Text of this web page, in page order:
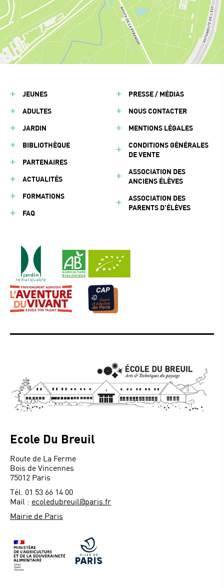
JEUNES
ADULTES
JARDIN
BIBLIOTHÈQUE
PARTENAIRES
ACTUALITÉS
FORMATIONS
FAQ
PRESSE / MÉDIAS
NOUS CONTACTER
MENTIONS LÉGALES
CONDITIONS GÉNÉRALES
DE VENTE
ASSOCIATION DES
ANCIENS ÉLÈVES
ASSOCIATION DES
PARENTS D’ÉLÈVES
Ecole Du Breuil
Route de La Ferme
Bois de Vincennes
75012 Paris
Tél. 01 53 66 14 00
Mail : ecoledubreuil@paris.fr
Mairie de Paris